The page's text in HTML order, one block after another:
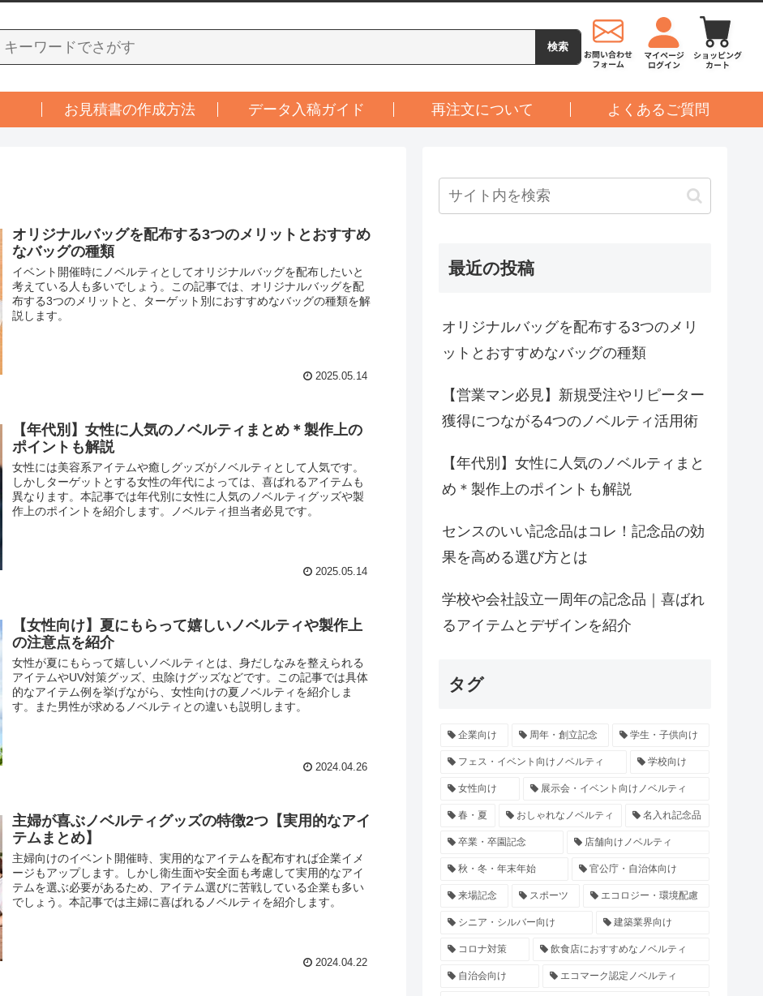
お見積書の作成方法 データ入稿ガイド 再注文について よくあるご質問
オリジナルバッグを配布する3つのメリットとおすすめ
なバッグの種類
イベント開催時にノベルティとしてオリジナルバッグを配布したいと
考えている人も多いでしょう。この記事では、オリジナルバッグを配
布する3つのメリットと、ターゲット別におすすめなバッグの種類を解
説します。
2025.05.14
【年代別】女性に人気のノベルティまとめ＊製作上の
ポイントも解説
女性には美容系アイテムや癒しグッズがノベルティとして人気です。
しかしターゲットとする女性の年代によっては、喜ばれるアイテムも
異なります。本記事では年代別に女性に人気のノベルティグッズや製
作上のポイントを紹介します。ノベルティ担当者必見です。
2025.05.14
【女性向け】夏にもらって嬉しいノベルティや製作上
の注意点を紹介
女性が夏にもらって嬉しいノベルティとは、身だしなみを整えられる
アイテムやUV対策グッズ、虫除けグッズなどです。この記事では具体
的なアイテム例を挙げながら、女性向けの夏ノベルティを紹介しま
す。また男性が求めるノベルティとの違いも説明します。
2024.04.26
主婦が喜ぶノベルティグッズの特徴2つ【実用的なアイ
テムまとめ】
主婦向けのイベント開催時、実用的なアイテムを配布すれば企業イメ
ージもアップします。しかし衛生面や安全面も考慮して実用的なアイ
テムを選ぶ必要があるため、アイテム選びに苦戦している企業も多い
でしょう。本記事では主婦に喜ばれるノベルティを紹介します。
2024.04.22
最近の投稿
オリジナルバッグを配布する3つのメリ
ットとおすすめなバッグの種類
【営業マン必見】新規受注やリピーター
獲得につながる4つのノベルティ活用術
【年代別】女性に人気のノベルティまと
め＊製作上のポイントも解説
センスのいい記念品はコレ！記念品の効
果を高める選び方とは
学校や会社設立一周年の記念品｜喜ばれ
るアイテムとデザインを紹介
タグ
企業向け 周年・創立記念 学生・子供向け
フェス・イベント向けノベルティ 学校向け
女性向け 展示会・イベント向けノベルティ
春・夏 おしゃれなノベルティ 名入れ記念品
卒業・卒園記念 店舗向けノベルティ
秋・冬・年末年始 官公庁・自治体向け
来場記念 スポーツ エコロジー・環境配慮
シニア・シルバー向け 建築業界向け
コロナ対策 飲食店におすすめなノベルティ
自治会向け エコマーク認定ノベルティ